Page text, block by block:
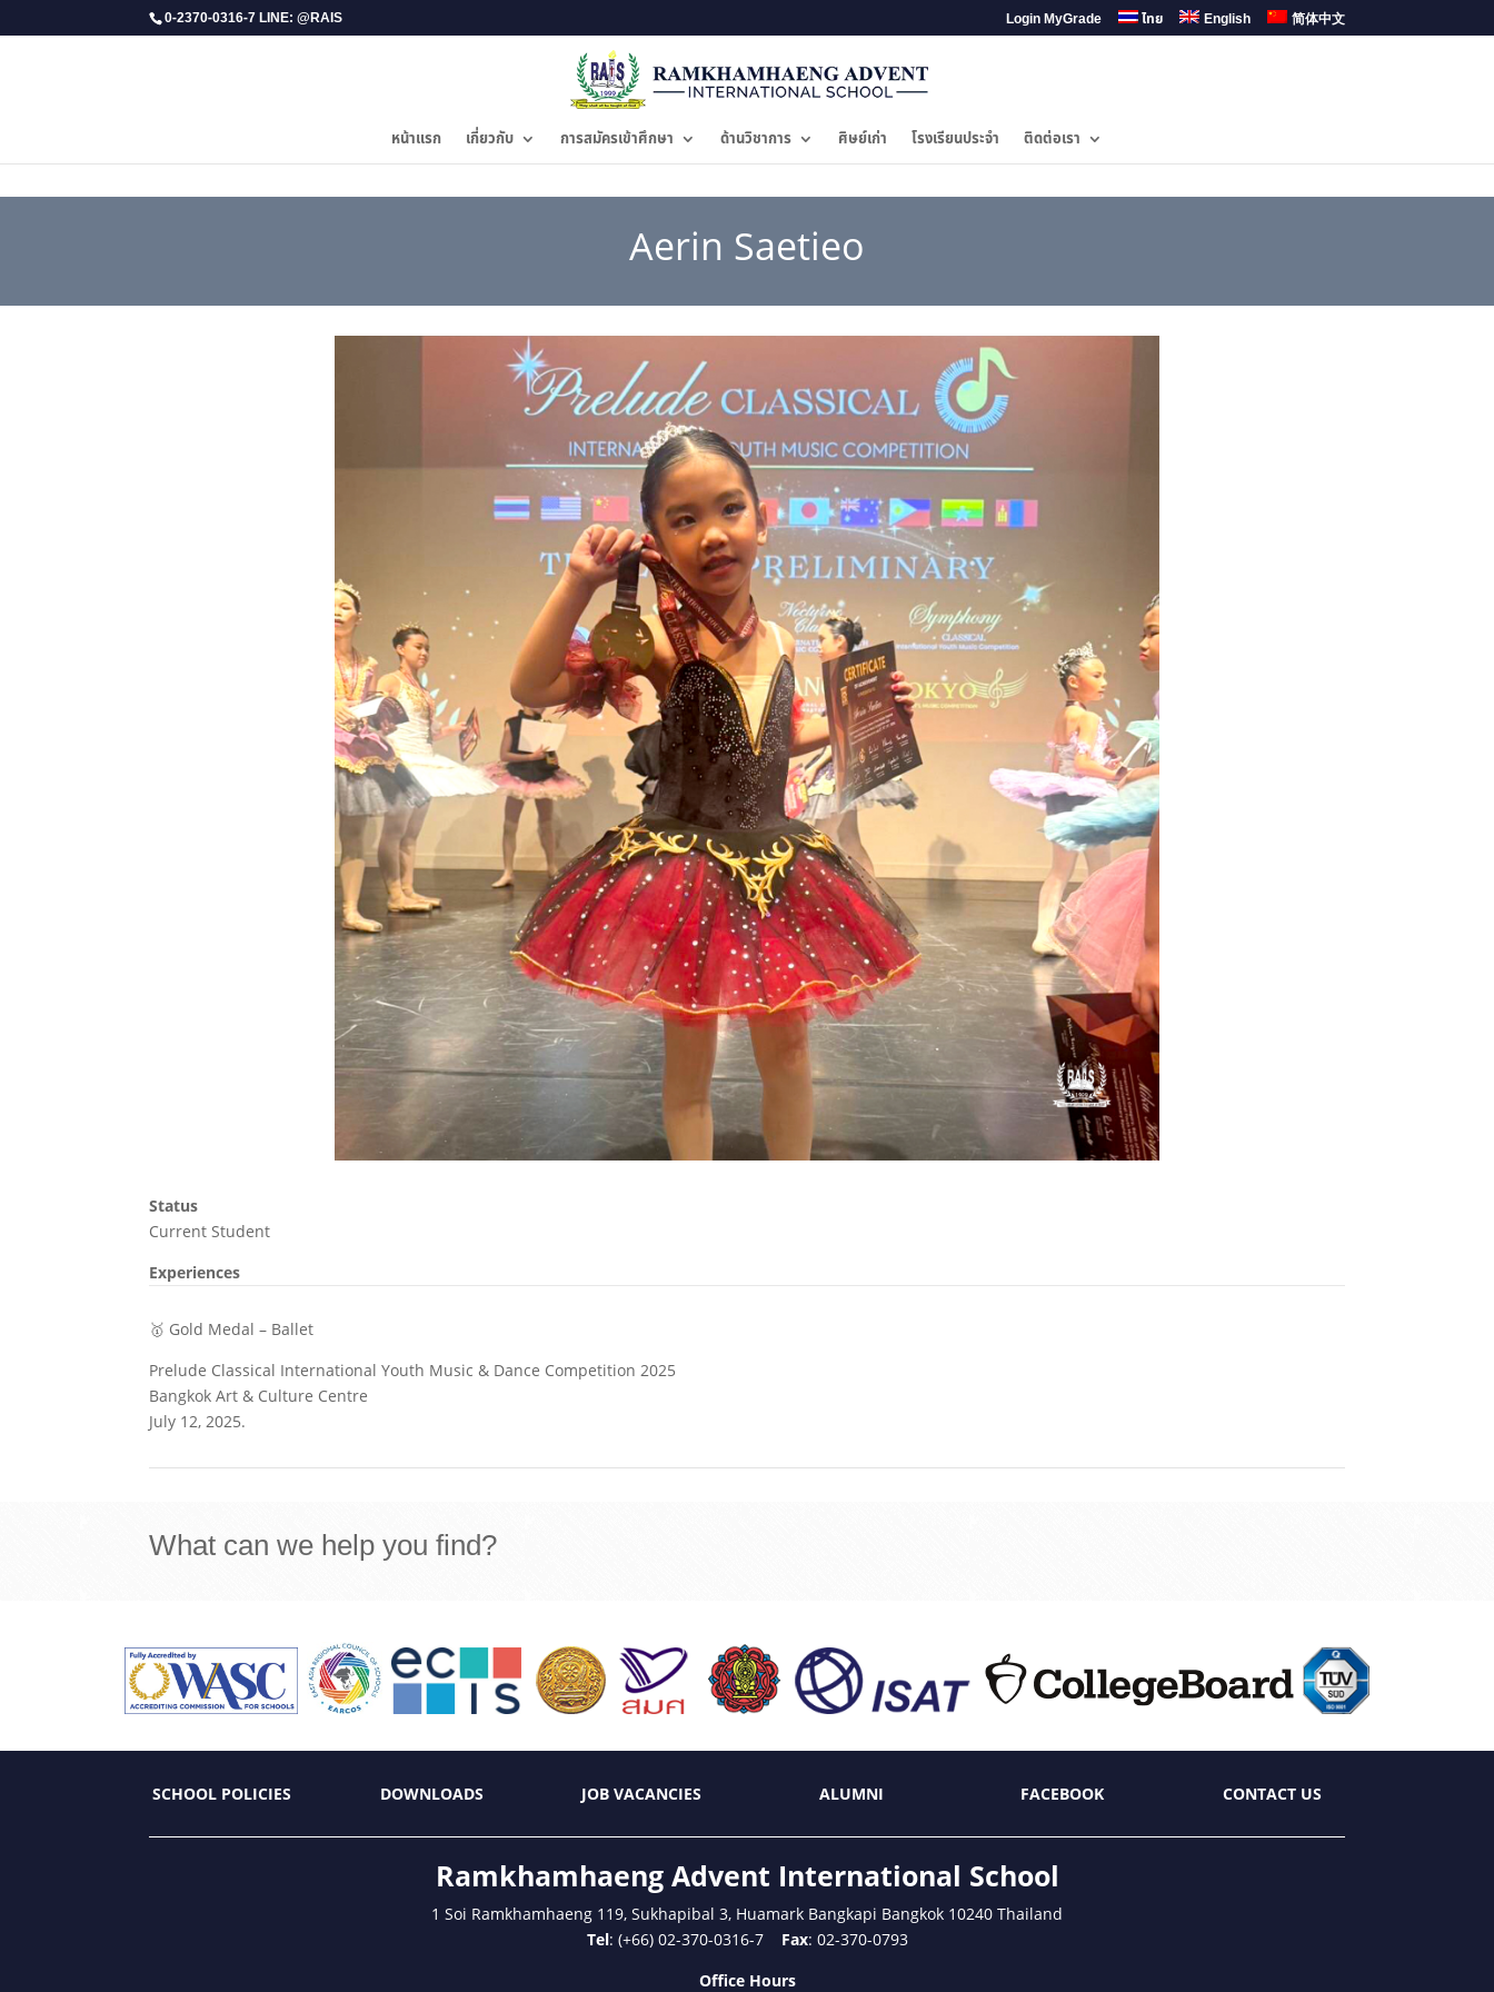
0-2370-0316-7 LINE: @RAIS Login MyGrade ไทย English 简体中文
หน้าแรก เกี่ยวกับ การสมัครเข้าศึกษา ด้านวิชาการ ศิษย์เก่า โรงเรียนประจำ ติดต่อเรา
Aerin Saetieo
Status
Current Student
Experiences
🥇 Gold Medal – Ballet
Prelude Classical International Youth Music & Dance Competition 2025
Bangkok Art & Culture Centre
July 12, 2025.
What can we help you find?
SCHOOL POLICIES DOWNLOADS JOB VACANCIES ALUMNI FACEBOOK CONTACT US
Ramkhamhaeng Advent International School
1 Soi Ramkhamhaeng 119, Sukhapibal 3, Huamark Bangkapi Bangkok 10240 Thailand
Tel: (+66) 02-370-0316-7 Fax: 02-370-0793
Office Hours